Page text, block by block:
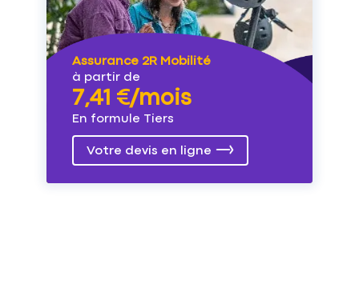
Assurance 2R Mobilité
à partir de
7,41 €/mois
En formule Tiers
Votre devis en ligne